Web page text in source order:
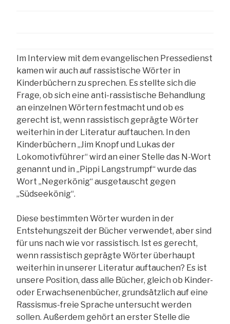
Im Interview mit dem evangelischen Pressedienst
kamen wir auch auf rassistische Wörter in
Kinderbüchern zu sprechen. Es stellte sich die
Frage, ob sich eine anti-rassistische Behandlung
an einzelnen Wörtern festmacht und ob es
gerecht ist, wenn rassistisch geprägte Wörter
weiterhin in der Literatur auftauchen. In den
Kinderbüchern „Jim Knopf und Lukas der
Lokomotivführer“ wird an einer Stelle das N-Wort
genannt und in „Pippi Langstrumpf“ wurde das
Wort „Negerkönig“ ausgetauscht gegen
„Südseekönig“.
Diese bestimmten Wörter wurden in der
Entstehungszeit der Bücher verwendet, aber sind
für uns nach wie vor rassistisch. Ist es gerecht,
wenn rassistisch geprägte Wörter überhaupt
weiterhin in unserer Literatur auftauchen? Es ist
unsere Position, dass alle Bücher, gleich ob Kinder-
oder Erwachsenenbücher, grundsätzlich auf eine
Rassismus-freie Sprache untersucht werden
sollen. Außerdem gehört an erster Stelle die